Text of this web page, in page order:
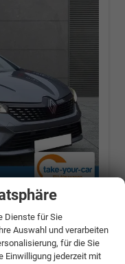
Dienste für Sie
Auswahl und verarbeiten
für die Sie
Einwilligung jederzeit mit